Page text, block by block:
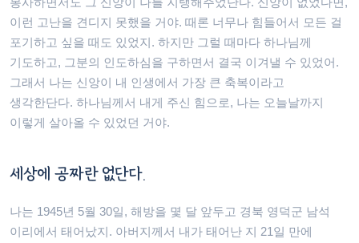
이런 고난을 견디지 못했을 거야. 때론 너무나 힘들어서 모든 걸
포기하고 싶을 때도 있었지. 하지만 그럴 때마다 하나님께
기도하고, 그분의 인도하심을 구하면서 결국 이겨낼 수 있었어.
그래서 나는 신앙이 내 인생에서 가장 큰 축복이라고
생각한단다. 하나님께서 내게 주신 힘으로, 나는 오늘날까지
이렇게 살아올 수 있었던 거야.
세상에 공짜란 없단다.
나는 1945년 5월 30일, 해방을 몇 달 앞두고 경북 영덕군 남석
이리에서 태어났지. 아버지께서 내가 태어난 지 21일 만에